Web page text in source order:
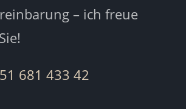
– ich freue
681 433 42